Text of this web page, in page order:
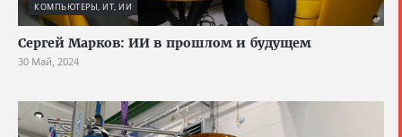
КОМПЬЮТЕРЫ, ИТ, ИИ
Сергей Марков: ИИ в прошлом и будущем
30 Май, 2024